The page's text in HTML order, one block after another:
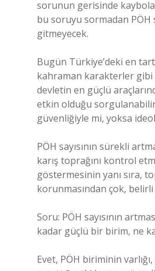
sorunun gerisinde
bu soruyu sormadan PÖH
gitmeyecek.
Bugün Türkiye’deki en
kahraman karakterler gibi
devletin en güçlü
etkin olduğu
güvenliğiyle mi, yoksa
PÖH sayısının sürekli
karış toprağını kontrol
göstermesinin yanı sıra,
korunmasından çok,
Soru: PÖH sayısının
kadar güçlü bir birim, ne
Evet, PÖH biriminin